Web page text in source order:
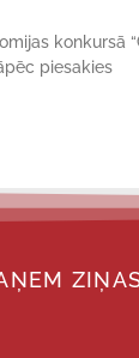
konkursā
piesakies